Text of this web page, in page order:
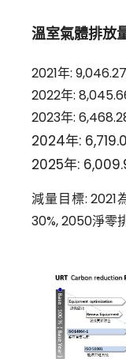
溫室氣體排放
2021年:
2022年:
2023年:
2024年:
2025年:
減量目標: 2021
30%, 2050淨零